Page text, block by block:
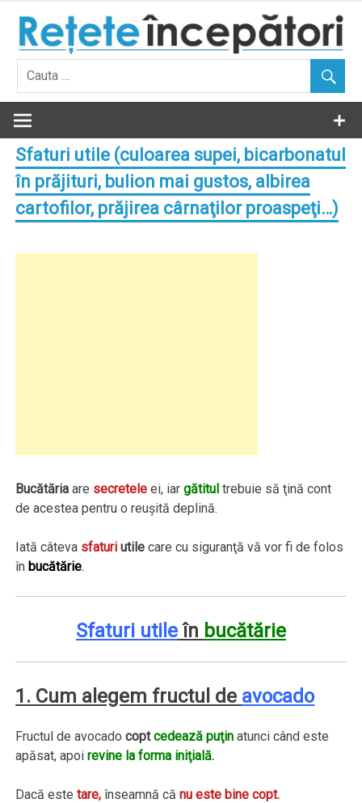
content
Sfaturi utile (culoarea supei, bicarbonatul
în prăjituri, bulion mai gustos, albirea
cartofilor, prăjirea cârnaţilor proaspeţi…)
Bucătăria are secretele ei, iargătitul trebuie să ţină cont
de acestea pentru o reuşită deplină.
Iată câteva sfaturi utile care cu siguranţă vă vor fi de folos
înbucătărie.
Sfaturi utileîn bucătărie
1. Cum alegem fructul de avocado
Fructul de avocado copt cedează puţin atunci când este
apăsat, apoirevine la forma iniţială.
Dacă estetare, înseamnă cănu este bine copt.